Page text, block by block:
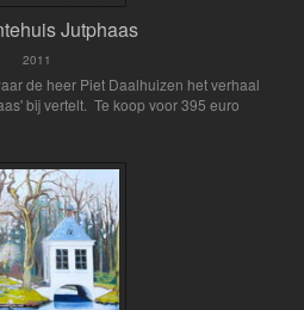
Jutphaas
2011
de heer Piet Daalhuizen het verhaal
bij vertelt. Te koop voor 395 euro